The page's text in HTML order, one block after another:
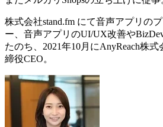
株式会社stand.fm にて音声アプリの
ー、音声アプリのUI/UX改善や
たのち、2021年10月にAnyReach株
締役CEO。